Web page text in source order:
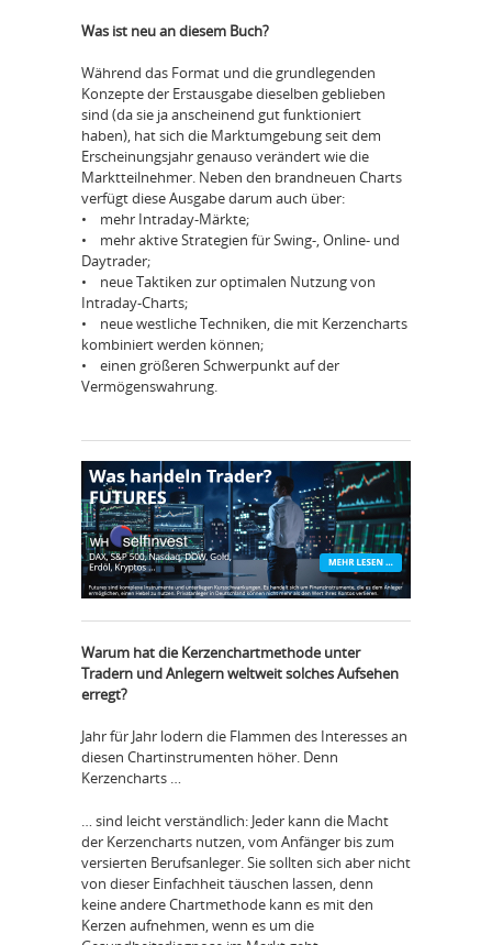
Was ist neu an diesem Buch?
Während das Format und die grundlegenden
Konzepte der Erstausgabe dieselben geblieben
sind (da sie ja anscheinend gut funktioniert
haben), hat sich die Marktumgebung seit dem
Erscheinungsjahr genauso verändert wie die
Marktteilnehmer. Neben den brandneuen Charts
verfügt diese Ausgabe darum auch über:
• mehr Intraday-Märkte;
• mehr aktive Strategien für Swing-, Online- und
Daytrader;
• neue Taktiken zur optimalen Nutzung von
Intraday-Charts;
• neue westliche Techniken, die mit Kerzencharts
kombiniert werden können;
• einen größeren Schwerpunkt auf der
Vermögenswahrung.
Warum hat die Kerzenchartmethode unter
Tradern und Anlegern weltweit solches Aufsehen
erregt?
Jahr für Jahr lodern die Flammen des Interesses an
diesen Chartinstrumenten höher. Denn
Kerzencharts …
… sind leicht verständlich: Jeder kann die Macht
der Kerzencharts nutzen, vom Anfänger bis zum
versierten Berufsanleger. Sie sollten sich aber nicht
von dieser Einfachheit täuschen lassen, denn
keine andere Chartmethode kann es mit den
Kerzen aufnehmen, wenn es um die